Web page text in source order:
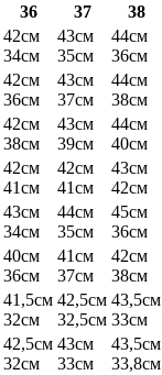
36 37 38
42см
34см
43см
35см
44см
36см
42см
36см
43см
37см
44см
38см
42см
38см
43см
39см
44см
40см
42см
41см
42см
41см
43см
42см
43см
34см
44см
35см
45см
36см
40см
36см
41см
37см
42см
38см
41,5см
32см
42,5см
32,5см
43,5см
33см
42,5см
32см
43см
33см
43,5см
33,8см